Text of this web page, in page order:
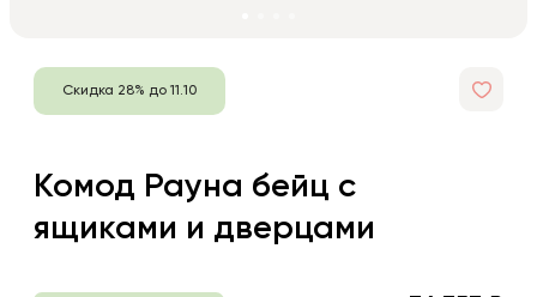
Скидка 28% до 11.10
Комод Рауна бейц с
ящиками и дверцами